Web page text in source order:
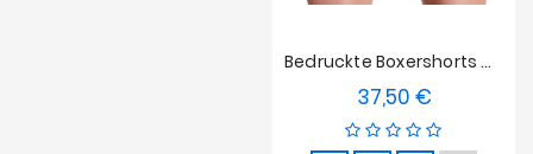
Bedruckte Boxershorts Mit Knopf Aus Baumwoll-Modal Impétus - Marineblau
37,50 €Preis